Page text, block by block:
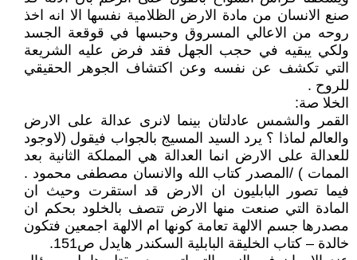
صنع الانسان من مادة الارض الظلامية نفسها الا انه اخذ
روحه من الاعالي المسروق وحبسها في قوقعة الجسد
ولكي يبقيه في حجب الجهل فقد فرض عليه الشريعة
التي تكشف عن نفسه وعن اكتشاف الجوهر الحقيقي
للروح .
الخلا صة:
القمر والشمس عادلتان بينما لانرى عدالة على الارض
والعالم لماذا ؟ يرد السيد المسيج بالجواب فيقول (لاوجود
للعدالة على الارض انما العدالة هي المملكة الثانية بعد
الممات ) /المصدر كتاب الله والانسان مصطفى محمود .
فيما تصور البابليون ان الارض قد استقرت وحيث ان
المادة التي صنعت منها الارض تتصف بالخلود بحكم ان
مصدرها جسم الالهة تعامة كونها ام الالهة اجمعين فتكون
خالدة – كتاب الخليقة البابلية السكندر هايدل ص151.